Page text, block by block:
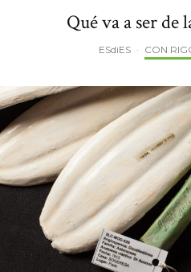
Qué va a ser
ESdiES · CON